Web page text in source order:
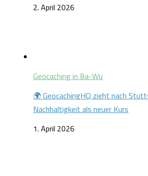
2. April 2026
Geocaching in Ba-Wü
🌍 GeocachingHQ zieht nach
Nachhaltigkeit als neuer Kurs
1. April 2026